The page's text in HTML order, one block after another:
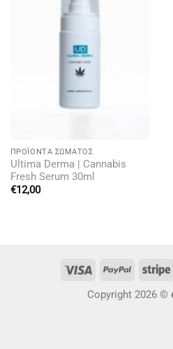
ΠΡΟΪΌΝΤΑ ΣΏΜΑΤΟΣ
Ultima Derma | Cannabis
Fresh Serum 30ml
€12,00
Visa PayPal
Copyright 2026 ©